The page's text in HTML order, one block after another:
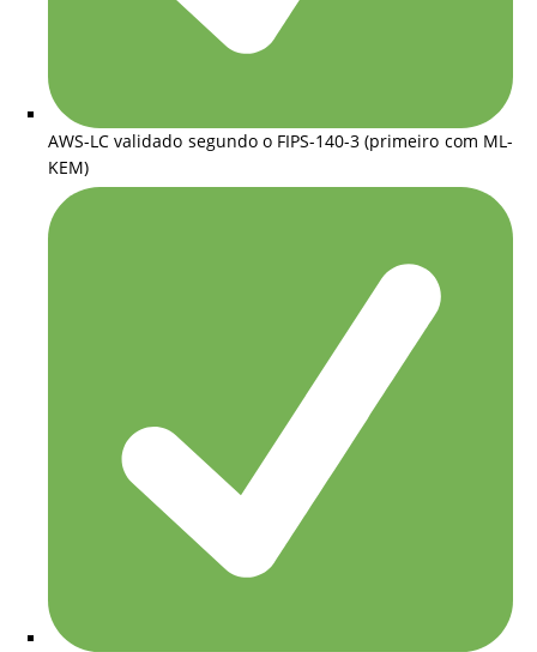
AWS-LC validado segundo o FIPS-140-3 (primeiro com ML-
KEM)